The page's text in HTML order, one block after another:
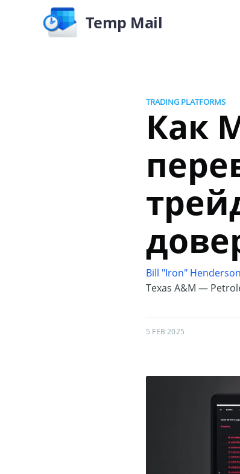
Temp Mail
TRADING PLATFORMS
Как
Bill "Iron" Henderson
Texas A&M —
5 FEB 2025